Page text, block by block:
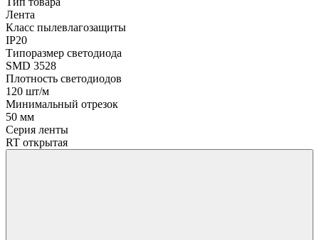
Лента
Класс пылевлагозащиты
IP20
Типоразмер светодиода
SMD 3528
Плотность светодиодов
120 шт/м
Минимальный отрезок
50 мм
Серия ленты
RT открытая